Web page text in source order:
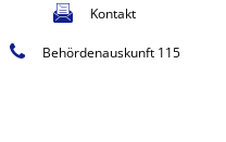
Kontakt
Behördenauskunft 115